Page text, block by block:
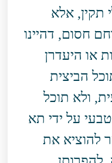
תקין, אלא
חסום, דהיינו
או היעדרן
הביצית
ולא תוכל
על ידי תא
להוציא את